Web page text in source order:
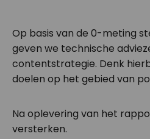
Op basis van de 0-meting
geven we technische
contentstrategie. Denk
doelen op het gebied van
Na oplevering van het
versterken.